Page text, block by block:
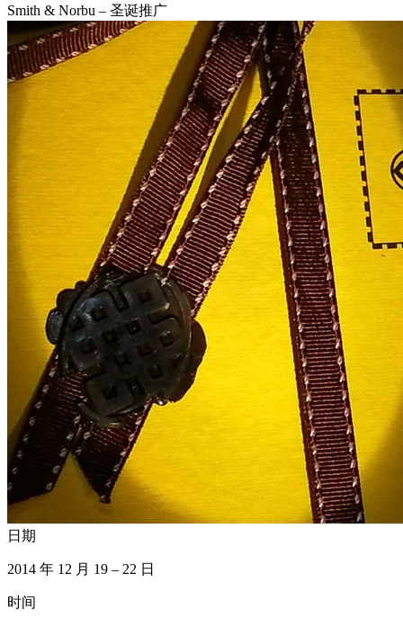
Smith & Norbu – 圣诞推广
日期
2014 年 12 月 19 – 22 日
时间